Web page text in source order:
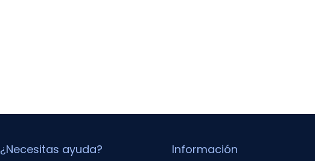
¿Necesitas ayuda? Información